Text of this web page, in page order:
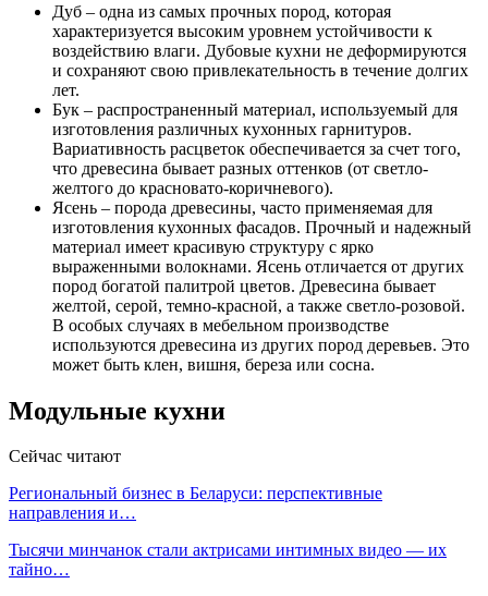
Дуб – одна из самых прочных пород, которая
характеризуется высоким уровнем устойчивости к
воздействию влаги. Дубовые кухни не деформируются
и сохраняют свою привлекательность в течение долгих
лет.
Бук – распространенный материал, используемый для
изготовления различных кухонных гарнитуров.
Вариативность расцветок обеспечивается за счет того,
что древесина бывает разных оттенков (от светло-
желтого до красновато-коричневого).
Ясень – порода древесины, часто применяемая для
изготовления кухонных фасадов. Прочный и надежный
материал имеет красивую структуру с ярко
выраженными волокнами. Ясень отличается от других
пород богатой палитрой цветов. Древесина бывает
желтой, серой, темно-красной, а также светло-розовой.
В особых случаях в мебельном производстве
используются древесина из других пород деревьев. Это
может быть клен, вишня, береза или сосна.
Модульные кухни
Сейчас читают
Региональный бизнес в Беларуси: перспективные
направления и…
Тысячи минчанок стали актрисами интимных видео — их
тайно…